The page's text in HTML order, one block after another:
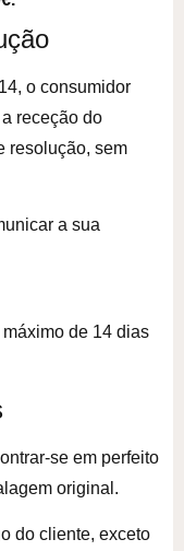
o consumidor
receção do
resolução, sem
a sua
de 14 dias
se em perfeito
original.
do cliente, exceto